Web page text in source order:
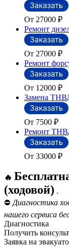
От 27000 ₽
Ремонт
От 27000 ₽
Ремонт
От 12000 ₽
Замена
От 7500 ₽
Ремонт
От 33000 ₽
🔥
(ходовой) .
⛔ Диагностика
нашего сервиса
Диагностика
Получить
Заявка на